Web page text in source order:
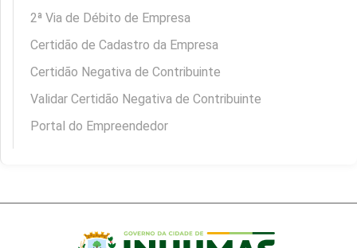
2ª Via de Débito de Empresa
Certidão de Cadastro da Empresa
Certidão Negativa de Contribuinte
Validar Certidão Negativa de Contribuinte
Portal do Empreendedor